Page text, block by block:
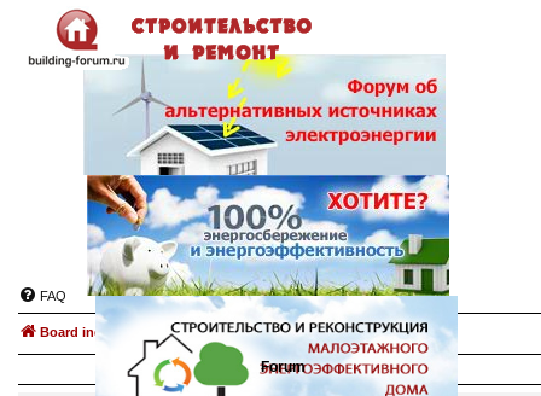
FAQ
Board index Строительство дома.
Forum